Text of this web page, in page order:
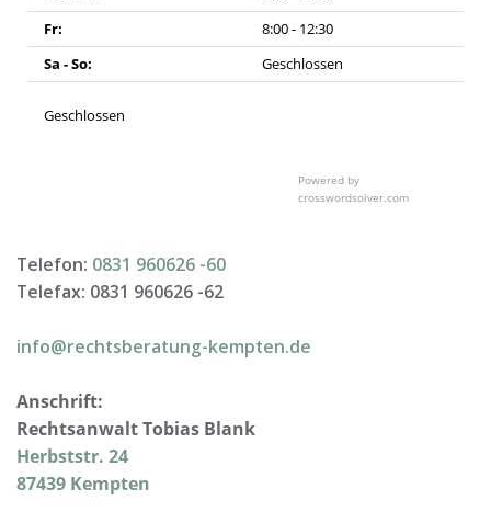
Fr:
8:00 - 12:30
Sa - So:
Geschlossen
Geschlossen
Powered by
crosswordsolver.com
Telefon: 0831 960626 -60
Telefax: 0831 960626 -62
info@rechtsberatung-kempten.de
Anschrift:
Rechtsanwalt Tobias Blank
Herbststr. 24
87439 Kempten